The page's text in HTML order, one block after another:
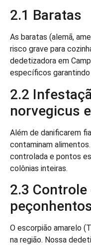
2.1 Baratas
As baratas (alemã,
risco grave para
dedetizadora em
específicos garantindo
2.2
norvegicus
Além de danificarem
contaminam
controlada e pontos
colônias inteiras.
2.3
O escorpião amarelo
na região. Nossa